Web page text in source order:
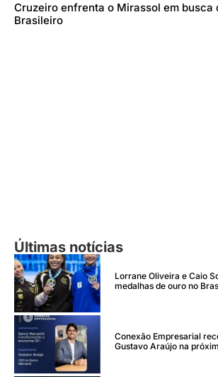
Cruzeiro enfrenta o Mirassol em busca
Brasileiro
Últimas notícias
Lorrane Oliveira e Caio
medalhas de ouro no
Conexão Empresarial
Gustavo Araújo na